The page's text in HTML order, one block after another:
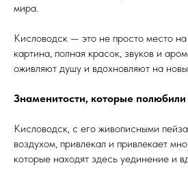
мира.
Кисловодск — это не просто место на
картина, полная красок, звуков и
оживляют душу и вдохновляют на
Знаменитости, которые
Кисловодск, с его живописными
воздухом, привлекал и привлекает
которые находят здесь уединение и